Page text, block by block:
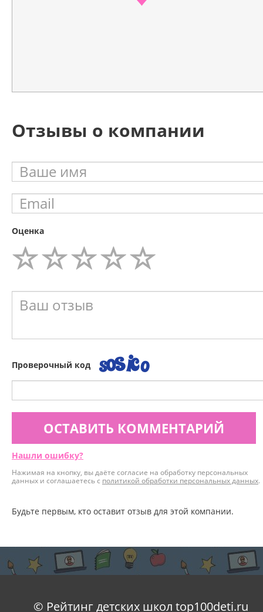
Отзывы о компании
Оценка
Проверочный код
ОСТАВИТЬ КОММЕНТАРИЙ
Нашли ошибку?
Нажимая на кнопку, вы даёте согласие на обработку персональных
данных и соглашаетесь с политикой обработки персональных данных.
Будьте первым, кто оставит отзыв для этой компании.
© Рейтинг детских школ top100deti.ru